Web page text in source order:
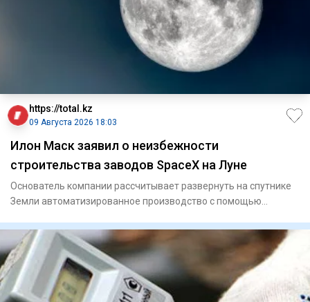
https://total.kz
09 Августа 2026 18:03
Илон Маск заявил о неизбежности
строительства заводов SpaceX на Луне
Основатель компании рассчитывает развернуть на спутнике
Земли автоматизированное производство с помощью